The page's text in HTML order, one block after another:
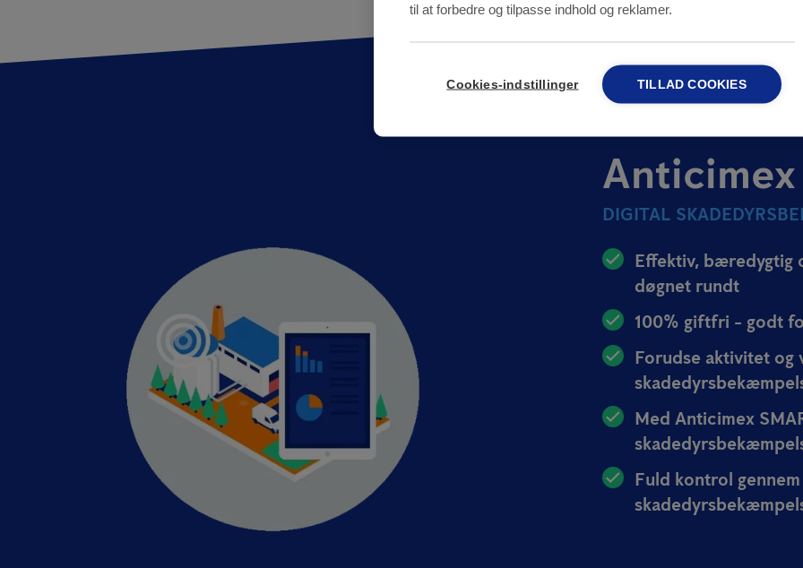
DIGITAL
Effektiv, bæredygtig
døgnet rundt
100% giftfri - godt
Forudse aktivitet
Med Anticimex
Fuld kontrol
til at forbedre og tilpasse indhold og reklamer.
Cookies-indstillinger TILLAD COOKIES